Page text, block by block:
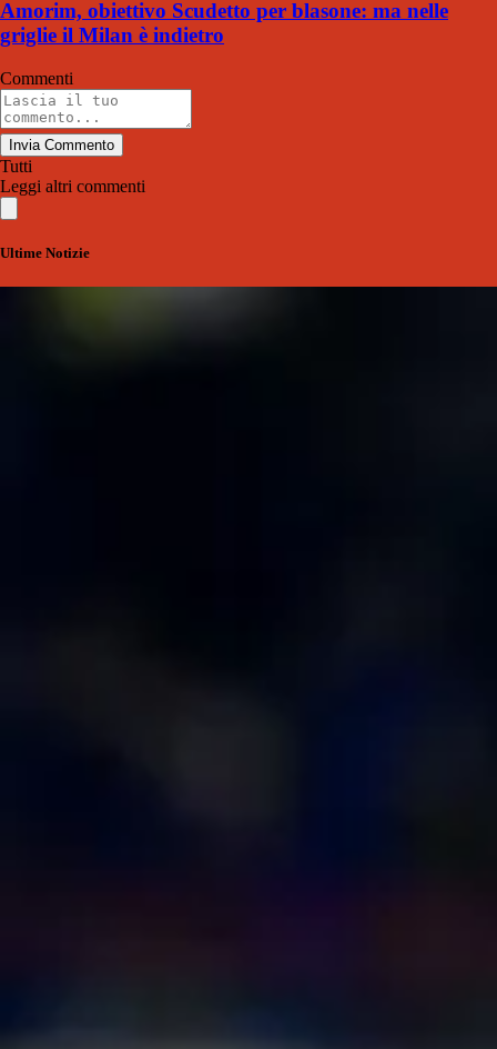
Amorim, obiettivo Scudetto per blasone: ma nelle
griglie il Milan è indietro
Commenti
Invia Commento
Tutti
Leggi altri commenti
Ultime Notizie